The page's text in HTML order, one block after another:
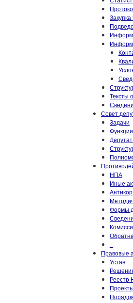
Тексты
Совет
Задачи
Функции
НПА
Иные
Формы
Правовые
Устав
Реестр